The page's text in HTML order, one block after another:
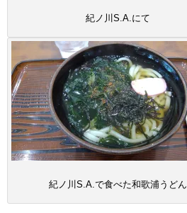
紀ノ川S.A.にて
紀ノ川S.A.で食べた和歌浦うどん